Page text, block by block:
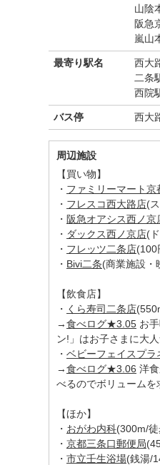
山陰
阪急
嵐山
最寄り駅名
西大
二条
西院
バス停 西大
周辺施設
【買い物】
・ ファミリーマート
・ フレスコ西大路店(
・ 阪急オアシス西ノ京
・ ダックス西ノ京店(
・ フレッツ二条店(100
・ Bivi二条(商業施設・
【飲食店】
・ くら寿司二条店
→食べログ★3.05 お
ン!」はお子さまに大人
・ ベビーフェイスプラ
→食べログ★3.06 洋
べるのでボリュームを
【ほか】
・ おがわ内科(300m/
・ 京都三条口郵便局
・ 市立壬生浴場(銭湯/